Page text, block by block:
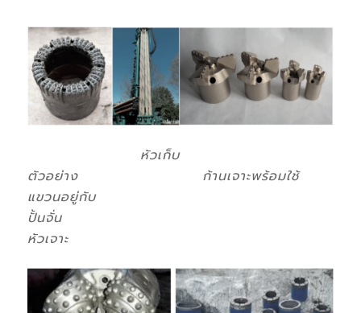
หัวเก็บ
ตัวอย่าง ก้านเจาะพร้อมใช้
แขวนอยู่กับ
ปั้นจั่น
หัวเจาะ